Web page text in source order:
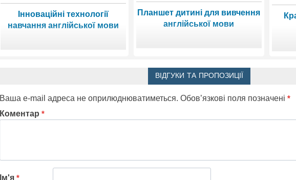
Інноваційні технології
навчання англійської мови
Планшет дитині для вивчення
англійської мови
ВІДГУКИ ТА ПРОПОЗИЦІЇ
Ваша e-mail адреса не оприлюднюватиметься. Обов’язкові поля позначені *
Коментар *
Ім'я *